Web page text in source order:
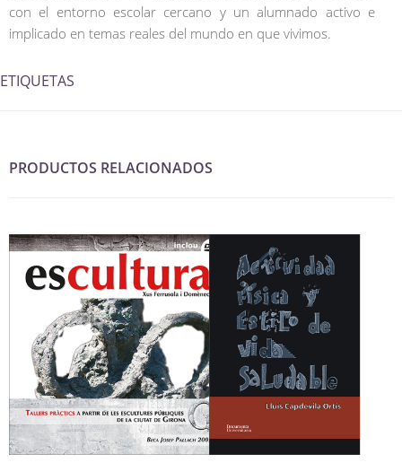
con el entorno escolar cercano y un alumnado activo e
implicado en temas reales del mundo en que vivimos.
ETIQUETAS
PRODUCTOS RELACIONADOS